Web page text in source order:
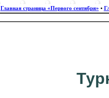
Главная страница «Первого сентября» •